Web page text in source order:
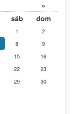
»
sáb dom
1
2
8
9
15
16
22
23
29
30